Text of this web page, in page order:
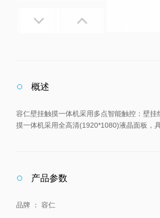
概述
容仁壁挂触摸一体机采用多点智能触控：壁
摸一体机采用全高清(1920*1080)液晶面板，
产品参数
品牌 ： 容仁